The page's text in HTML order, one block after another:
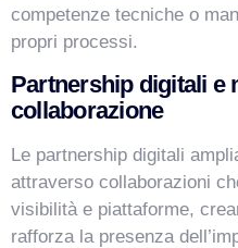
competenze tecniche o
propri processi.
Partnership digitali e
collaborazione
Le partnership digitali
attraverso collaborazioni
visibilità e piattaforme,
rafforza la presenza